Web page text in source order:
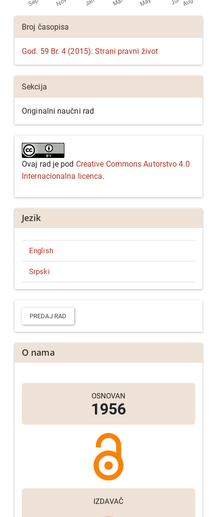
Detalji
članka
Broj časopisa
God. 59 Br. 4 (2015): Strani pravni život
Sekcija
Originalni naučni rad
Ovaj rad je pod Creative Commons Autorstvo 4.0
Internacionalna licenca.
Jezik
English
Srpski
Predaj
radPREDAJ RAD
O nama
OSNOVAN
1956
IZDAVAČ